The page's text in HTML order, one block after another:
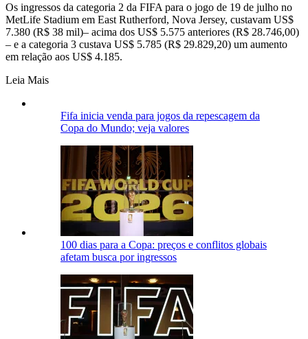
Os ingressos da categoria 2 da FIFA para o jogo de 19 de julho no
MetLife Stadium em East Rutherford, Nova Jersey, custavam US$
7.380 (R$ 38 mil)– acima dos US$ 5.575 anteriores (R$ 28.746,00)
– e a categoria 3 custava US$ 5.785 (R$ 29.829,20) um aumento
em relação aos US$ 4.185.
Leia Mais
Fifa inicia venda para jogos da repescagem da
Copa do Mundo; veja valores
100 dias para a Copa: preços e conflitos globais
afetam busca por ingressos